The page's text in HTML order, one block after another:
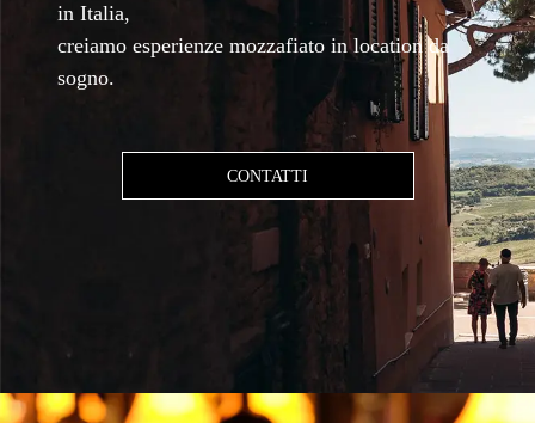
in Italia,
creiamo esperienze mozzafiato in location da
sogno.
CONTATTI